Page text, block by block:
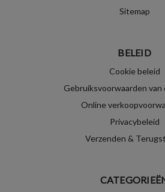
Sitemap
BELEID
Cookie beleid
Gebruiksvoorwaarden
Online
Privacybeleid
Verzenden &